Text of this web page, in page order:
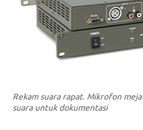
Rekam suara rapat. Mikrofon
suara untuk dokumentasi